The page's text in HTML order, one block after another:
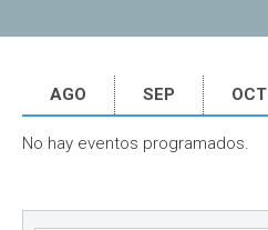
AGO SEP OCT
No hay eventos programados.